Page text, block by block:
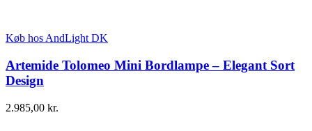
Køb hos AndLight DK
Artemide Tolomeo Mini Bordlampe – Elegant Sort
Design
2.985,00 kr.